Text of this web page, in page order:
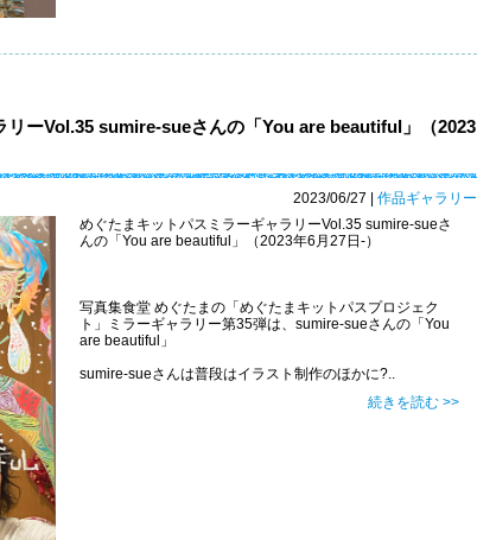
リーVol.35 sumire-sueさんの「You are beautiful」（2023
2023/06/27
作品ギャラリー
めぐたまキットパスミラーギャラリーVol.35 sumire-sueさ
んの「You are beautiful」（2023年6月27日-）
写真集食堂 めぐたまの「めぐたまキットパスプロジェク
ト」ミラーギャラリー第35弾は、sumire-sueさんの「You
are beautiful」
sumire-sueさんは普段はイラスト制作のほかに?..
続きを読む >>